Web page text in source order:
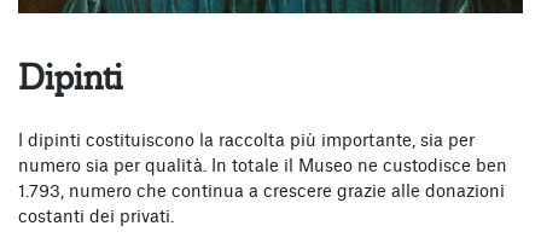
Dipinti
I dipinti costituiscono la raccolta più importante, sia per
numero sia per qualità. In totale il Museo ne custodisce ben
1.793, numero che continua a crescere grazie alle donazioni
costanti dei privati.